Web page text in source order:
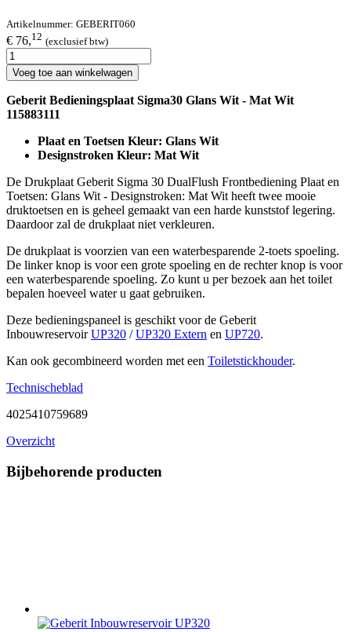
Artikelnummer: GEBERIT060
€ 76,12 (exclusief btw)
Voeg toe aan winkelwagen
Geberit Bedieningsplaat Sigma30 Glans Wit - Mat Wit
115883111
Plaat en Toetsen Kleur: Glans Wit
Designstroken Kleur: Mat Wit
De Drukplaat Geberit Sigma 30 DualFlush Frontbediening Plaat en
Toetsen: Glans Wit - Designstroken: Mat Wit heeft twee mooie
druktoetsen en is geheel gemaakt van een harde kunststof legering.
Daardoor zal de drukplaat niet verkleuren.
De drukplaat is voorzien van een waterbesparende 2-toets spoeling.
De linker knop is voor een grote spoeling en de rechter knop is voor
een waterbesparende spoeling. Zo kunt u per bezoek aan het toilet
bepalen hoeveel water u gaat gebruiken.
Deze bedieningspaneel is geschikt voor de Geberit
InbouwreservoirUP320 /UP320 Extern en UP720.
Kan ook gecombineerd worden met een Toiletstickhouder.
Technischeblad
4025410759689
Overzicht
Bijbehorende producten